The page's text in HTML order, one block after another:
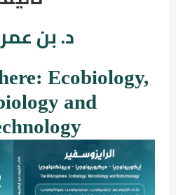
د. بن
Ecobiology,
and